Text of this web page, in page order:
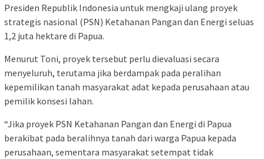
Presiden Republik Indonesia untuk mengkaji ulang proyek
strategis nasional (PSN) Ketahanan Pangan dan Energi seluas
1,2 juta hektare di Papua.
Menurut Toni, proyek tersebut perlu dievaluasi secara
menyeluruh, terutama jika berdampak pada peralihan
kepemilikan tanah masyarakat adat kepada perusahaan atau
pemilik konsesi lahan.
“Jika proyek PSN Ketahanan Pangan dan Energi di Papua
berakibat pada beralihnya tanah dari warga Papua kepada
perusahaan, sementara masyarakat setempat tidak